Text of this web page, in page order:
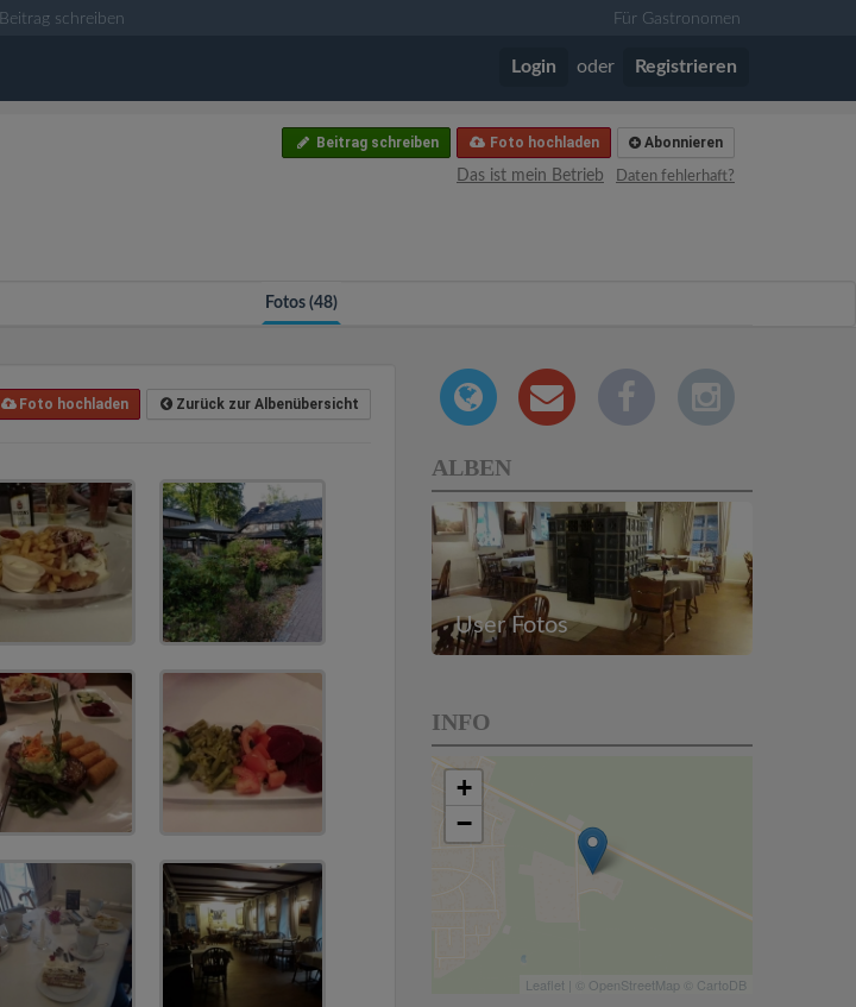
Beitrag schreiben Für Gastronomen
Login oder Registrieren
Abonnieren
Foto hochladen
Beitrag schreiben
Daten fehlerhaft?
Das ist mein Betrieb
Fotos (48)
Foto hochladen Zurück zur Albenübersicht
ALBEN
User Fotos
INFO
+
−
Leaflet | © OpenStreetMap © CartoDB